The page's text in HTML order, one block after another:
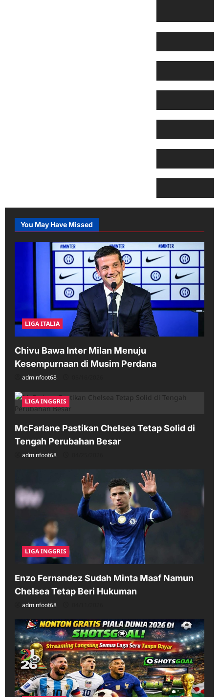
You May Have Missed
LIGA ITALIA
Chivu Bawa Inter Milan Menuju
Kesempurnaan di Musim Perdana
adminfoot68
LIGA INGGRIS
McFarlane Pastikan Chelsea Tetap Solid di
Tengah Perubahan Besar
adminfoot68
LIGA INGGRIS
Enzo Fernandez Sudah Minta Maaf Namun
Chelsea Tetap Beri Hukuman
adminfoot68